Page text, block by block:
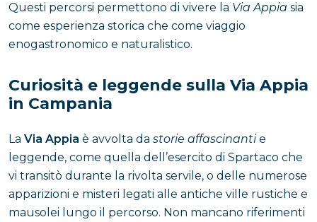
Questi percorsi permettono di vivere la Via Appia sia
come esperienza storica che come viaggio
enogastronomico e naturalistico.
Curiosità e leggende sulla Via Appia
in Campania
La Via Appia è avvolta da storie affascinantie
leggende, come quella dell’esercito di Spartaco che
vi transitò durante la rivolta servile, o delle numerose
apparizioni e misteri legati alle antiche ville rustiche e
mausolei lungo il percorso. Non mancano riferimenti